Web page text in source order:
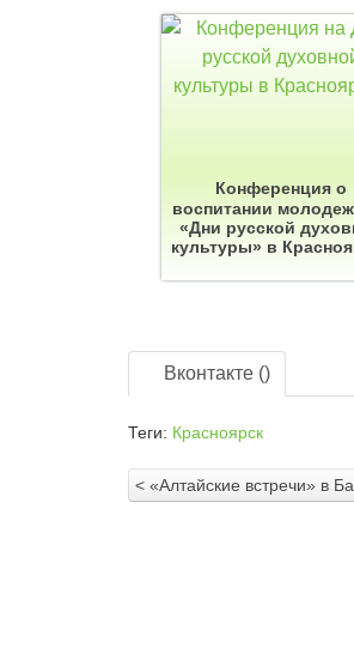
Конференция о
воспитании
«Дни русской
культуры» в
Вконтакте ()
Теги: Красноярск
< «Алтайские встречи» в